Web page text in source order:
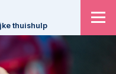
thuishulp